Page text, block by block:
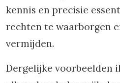
kennis en precisie
rechten te waarborgen
vermijden.
Dergelijke voorbeelden